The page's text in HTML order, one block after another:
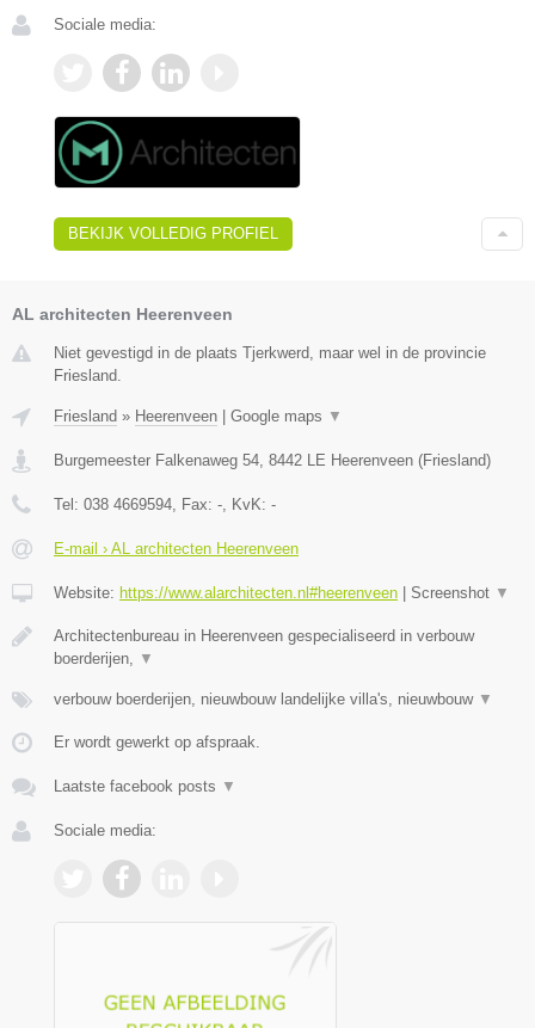
Sociale media:
BEKIJK VOLLEDIG PROFIEL
AL architecten Heerenveen
Niet gevestigd in de plaats Tjerkwerd, maar wel in de provincie
Friesland.
Friesland » Heerenveen Google maps ▼
Burgemeester Falkenaweg 54, 8442 LE Heerenveen (Friesland)
Tel: 038 4669594, Fax: -, KvK: -
E-mail › AL architecten Heerenveen
Website: https://www.alarchitecten.nl#heerenveen Screenshot ▼
Architectenbureau in Heerenveen gespecialiseerd in verbouw
boerderijen, ▼
verbouw boerderijen, nieuwbouw landelijke villa's, nieuwbouw ▼
Er wordt gewerkt op afspraak.
Laatste facebook posts ▼
Sociale media: